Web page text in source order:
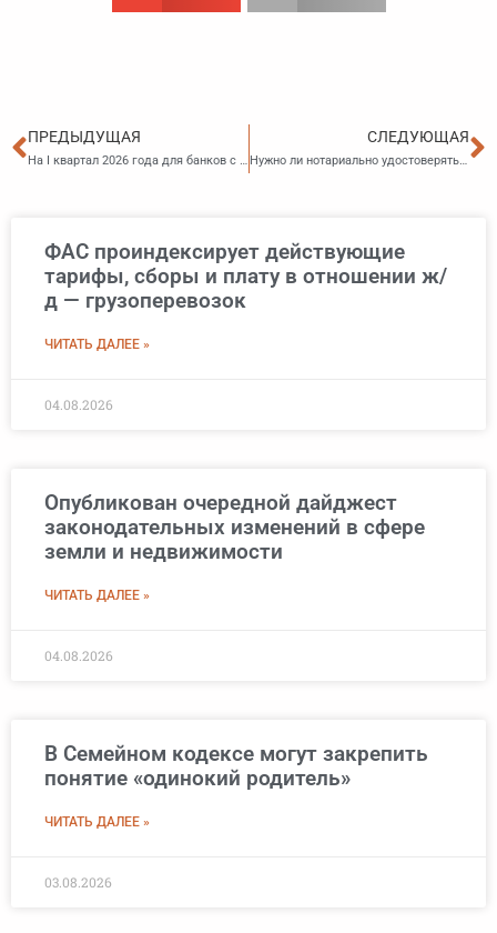
Пред
ПРЕДЫДУЩАЯ
На I квартал 2026 года для банков с универсальной лицензией и микрофинансовых организаций установлены макропруденциальные лимиты
СЛЕДУЮЩАЯ
Нужно ли нотариально удостоверять решение общего собрания участников ООО об увеличении уставного капитала
ФАС проиндексирует действующие
тарифы, сборы и плату в отношении ж/
д — грузоперевозок
ЧИТАТЬ ДАЛЕЕ »
04.08.2026
Опубликован очередной дайджест
законодательных изменений в сфере
земли и недвижимости
ЧИТАТЬ ДАЛЕЕ »
04.08.2026
В Семейном кодексе могут закрепить
понятие «одинокий родитель»
ЧИТАТЬ ДАЛЕЕ »
03.08.2026